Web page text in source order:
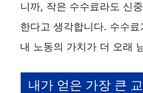
니까, 작은 수수료라도 신
한다고 생각합니다. 수수료
내 노동의 가치가 더 오래
내가 얻은 가장 큰